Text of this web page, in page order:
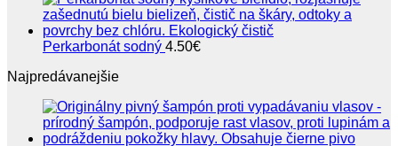
Perkarbonát sodný 4.50€
Najpredávanejšie